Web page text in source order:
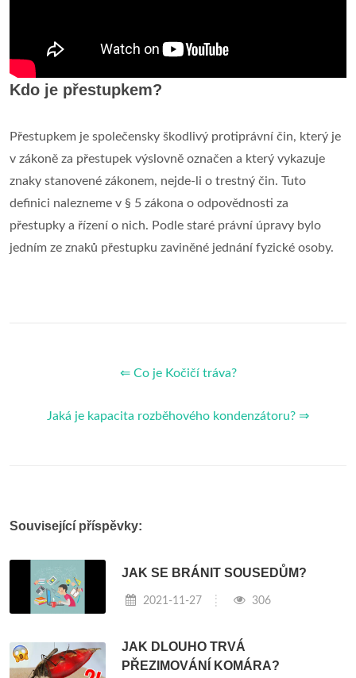
Kdo je přestupkem?
Přestupkem je společensky škodlivý protiprávní čin, který je
v zákoně za přestupek výslovně označen a který vykazuje
znaky stanovené zákonem, nejde-li o trestný čin. Tuto
definici nalezneme v § 5 zákona o odpovědnosti za
přestupky a řízení o nich. Podle staré právní úpravy bylo
jedním ze znaků přestupku zaviněné jednání fyzické osoby.
⇐ Co je Kočičí tráva?
Jaká je kapacita rozběhového kondenzátoru? ⇒
Související příspěvky:
JAK SE BRÁNIT SOUSEDŮM?
2021-11-27 306
JAK DLOUHO TRVÁ
PŘEZIMOVÁNÍ KOMÁRA?